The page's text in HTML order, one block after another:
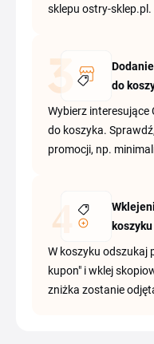
sklepu ostry-sklep.pl.
do
Wybierz interesujące
do koszyka.
promocji, np.
koszyku
W koszyku odszukaj
kupon" i wklej
zniżka zostanie